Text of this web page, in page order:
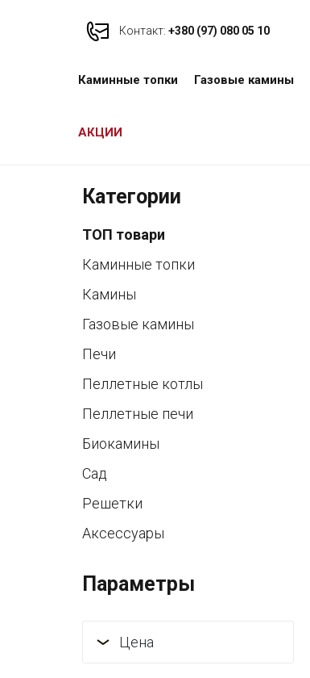
Контакт: +380 (97) 080 05 10
Каминные топки Газовые камины
АКЦИИ
Категории
ТОП товари
Каминные топки
Камины
Газовые камины
Печи
Пеллетные котлы
Пеллетные печи
Биокамины
Сад
Решетки
Аксессуары
Параметры
Цена